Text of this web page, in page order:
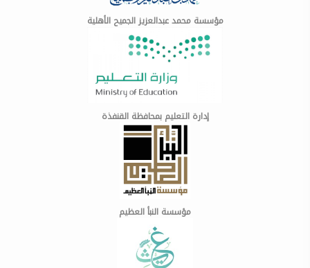
مؤسسة محمد عبدالعزيز الجميح الأهلية
إدارة التعليم بمحافظة القنفذة
مؤسسة النبأ العظيم